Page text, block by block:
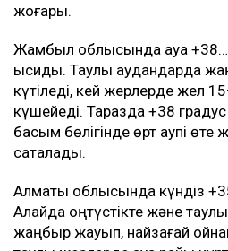
жоғары.
Жамбыл облысында ауа
ысиды. Таулы аудандарда
күтіледі, кей жерлерде жел
күшейеді. Таразда +38
басым бөлігінде өрт қаупі
сақталады.
Алматы облысында күндіз
Алайда оңтүстікте және
жаңбыр жауып, найзағай